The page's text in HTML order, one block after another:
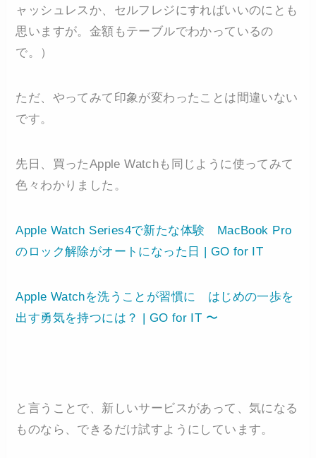
ャッシュレスか、セルフレジにすればいいのにとも
思いますが。金額もテーブルでわかっているの
で。）
ただ、やってみて印象が変わったことは間違いない
です。
先日、買ったApple Watchも同じように使ってみて
色々わかりました。
Apple Watch Series4で新たな体験 MacBook Pro
のロック解除がオートになった日 | GO for IT
Apple Watchを洗うことが習慣に はじめの一歩を
出す勇気を持つには？ | GO for IT 〜
と言うことで、新しいサービスがあって、気になる
ものなら、できるだけ試すようにしています。